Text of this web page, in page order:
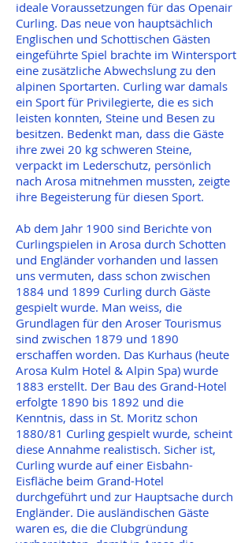
ideale Voraussetzungen für das Openair
Curling. Das neue von hauptsächlich
Englischen und Schottischen Gästen
eingeführte Spiel brachte im Wintersport
eine zusätzliche Abwechslung zu den
alpinen Sportarten. Curling war damals
ein Sport für Privilegierte, die es sich
leisten konnten, Steine und Besen zu
besitzen. Bedenkt man, dass die Gäste
ihre zwei 20 kg schweren Steine,
verpackt im Lederschutz, persönlich
nach Arosa mitnehmen mussten, zeigte
ihre Begeisterung für diesen Sport.
Ab dem Jahr 1900 sind Berichte von
Curlingspielen in Arosa durch Schotten
und Engländer vorhanden und lassen
uns vermuten, dass schon zwischen
1884 und 1899 Curling durch Gäste
gespielt wurde. Man weiss, die
Grundlagen für den Aroser Tourismus
sind zwischen 1879 und 1890
erschaffen worden. Das Kurhaus (heute
Arosa Kulm Hotel & Alpin Spa) wurde
1883 erstellt. Der Bau des Grand-Hotel
erfolgte 1890 bis 1892 und die
Kenntnis, dass in St. Moritz schon
1880/81 Curling gespielt wurde, scheint
diese Annahme realistisch. Sicher ist,
Curling wurde auf einer Eisbahn-
Eisfläche beim Grand-Hotel
durchgeführt und zur Hauptsache durch
Engländer. Die ausländischen Gäste
waren es, die die Clubgründung